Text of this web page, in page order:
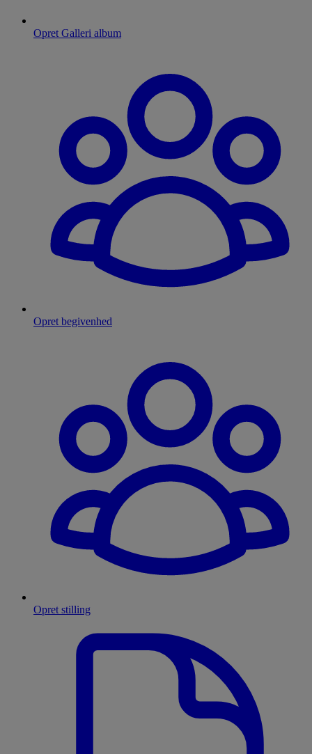
Opret Galleri album
Opret begivenhed
Opret stilling